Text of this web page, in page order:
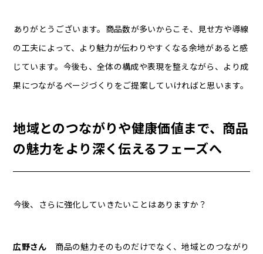
――ありがとうございます。商品数が多いからこそ、見せ方や導線
の工夫によって、より魅力が伝わりやすくなる余地があると感
じています。今後も、全体の構成や表現を整えながら、より成
果につながるページづくりをご提案していければと思います。
地域とのつながりや健康価値まで、商品
の魅力をより深く伝えるフェーズへ
――今後、さらに強化していきたいことはありますか？
広野さん 商品の魅力そのものだけでなく、地域とのつながり